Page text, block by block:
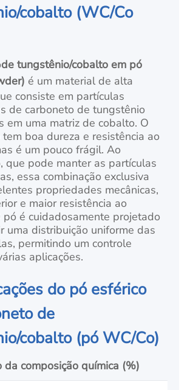
cobalto (WC/Co
de tungstênio/cobalto em pó
é um material de alta
consiste em partículas
de carboneto de tungstênio
em uma matriz de cobalto. O
boa dureza e resistência ao
é um pouco frágil. Ao
que pode manter as partículas
essa combinação exclusiva
propriedades mecânicas,
e maior resistência ao
pó é cuidadosamente projetado
uma distribuição uniforme das
permitindo um controle
aplicações.
do pó esférico
de
cobalto (pó WC/Co)
da composição química (%)